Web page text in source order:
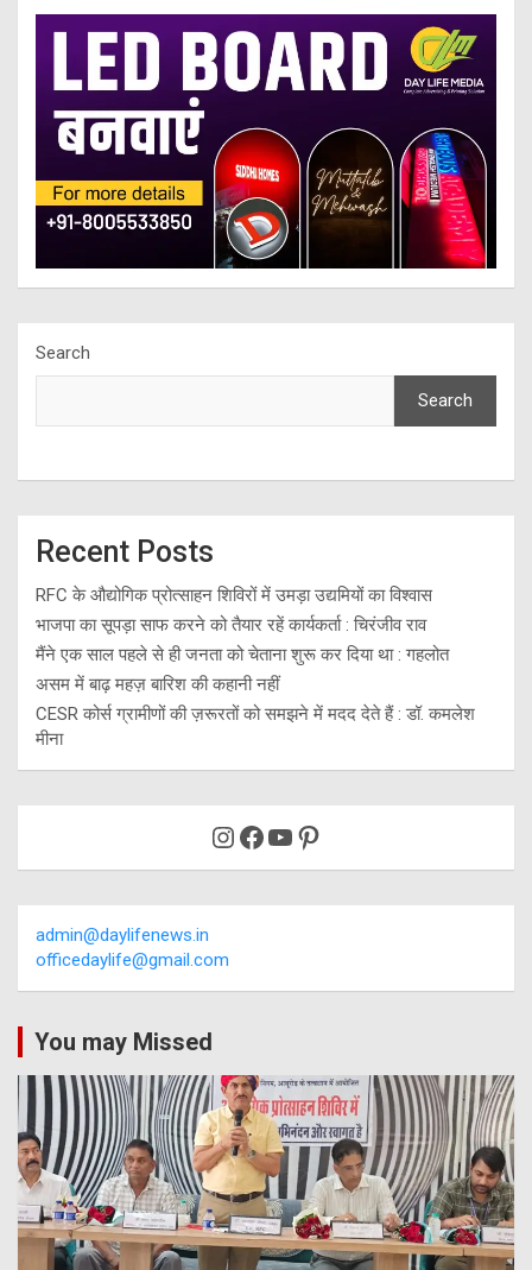
Search
Search
Recent Posts
RFC के औद्योगिक प्रोत्साहन शिविरों में उमड़ा उद्यमियों का विश्वास
भाजपा का सूपड़ा साफ करने को तैयार रहें कार्यकर्ता : चिरंजीव राव
मैंने एक साल पहले से ही जनता को चेताना शुरू कर दिया था : गहलोत
असम में बाढ़ महज़ बारिश की कहानी नहीं
CESR कोर्स ग्रामीणों की ज़रूरतों को समझने में मदद देते हैं : डॉ. कमलेश
मीना
Instagram
Facebook
YouTube
Pinterest
admin@daylifenews.in
officedaylife@gmail.com
You may Missed